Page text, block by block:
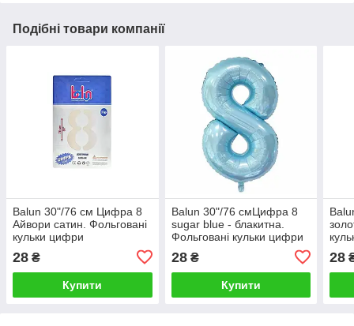
Подібні товари компанії
Balun 30"/76 см Цифра 8
Айвори сатин. Фольговані
кульки цифри
28 ₴
Купити
Balun 30"/76 смЦифра 8
sugar blue - блакитна.
Фольговані кульки цифри
28₴
Купити
28